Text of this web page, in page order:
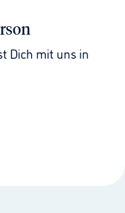
Dich mit uns in